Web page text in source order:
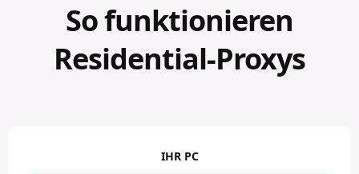
So funktionieren
Residential-Proxys
IHR PC